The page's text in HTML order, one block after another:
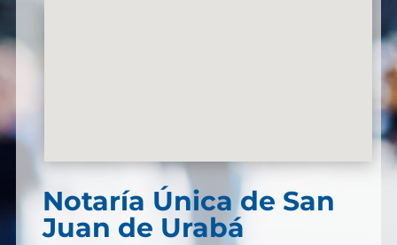
Notaría Única de San
Juan de Urabá